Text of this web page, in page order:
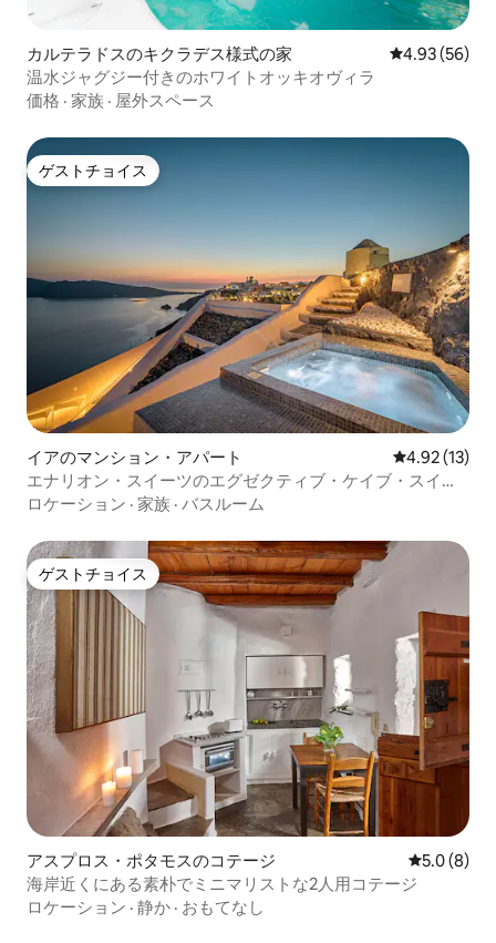
カルテラドスのキクラデス様式の家 レビュー56
4.93 (56)
温水ジャグジー付きのホワイトオッキオヴィラ
価格 · 家族 · 屋外スペース
ゲストチョイス
ゲストチョイス
イアのマンション・アパート レビュー13
4.92 (13)
エナリオン・スイーツのエグゼクティブ・ケイブ・スイー
ト
ロケーション · 家族 · バスルーム
ゲストチョイス
ゲストチョイス
アスプロス・ポタモスのコテージ レビュー8
5.0 (8)
海岸近くにある素朴でミニマリストな2人用コテージ
ロケーション · 静か · おもてなし